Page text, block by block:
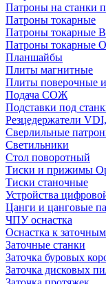
Патроны на станки
Патроны токарные
Патроны токарные
Патроны токарные
Планшайбы
Плиты магнитные
Плиты поверочные
Подача СОЖ
Подставки под
Резцедержатели
Сверлильные
Светильники
Стол поворотный
Тиски и прижимы
Тиски станочные
Устройства
Цанги и цанговые
ЧПУ оснастка
Оснастка к
Заточные станки
Заточка буровых
Заточка дисковых